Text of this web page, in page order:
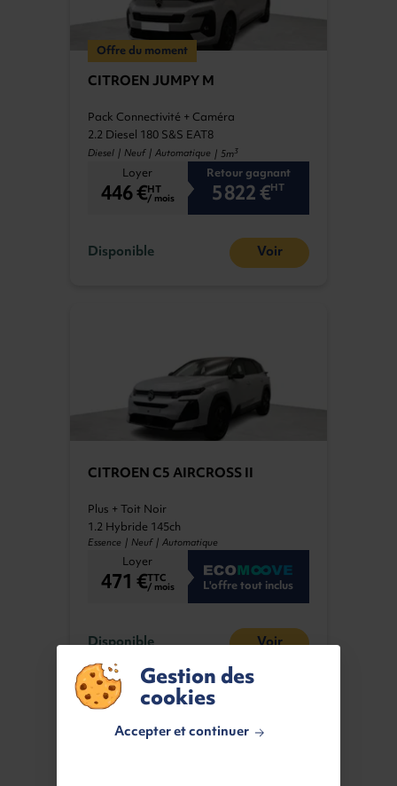
plusieurs véhicules utilitaires de différentes
marques et modèles en location, à l'instar de
LLD du Citroën Jumpyet Jumper.
Offre du moment
CITROEN JUMPY M
Pack Connectivité + Caméra
2.2 Diesel 180 S&S EAT8
Diesel | Neuf | Automatique | 5m3
Loyer
446 €HT
/ mois
Retour gagnant
5 822 €HT
Disponible Voir
CITROEN C5 AIRCROSS II
Plus + Toit Noir
1.2 Hybride 145ch
Essence | Neuf | Automatique
Loyer
471 €TTC
/ mois L'offre tout inclus
Disponible Voir
Gestion des
cookies
Accepter et continuer